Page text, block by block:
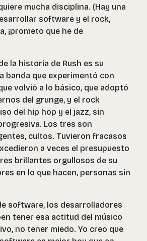
mucha disciplina. (Hay una
software y el rock,
¡prometo que he de
la historia de Rush es su
banda que experimentó con
volvió a lo básico, que adoptó
del grunge, y el rock
del hip hop y el jazz, sin
Los tres son
cultos. Tuvieron fracasos
a veces el presupuesto
brillantes orgullosos de su
en lo que hacen, personas sin
software, los desarrolladores
tener esa actitud del músico
no tener miedo. Yo creo que